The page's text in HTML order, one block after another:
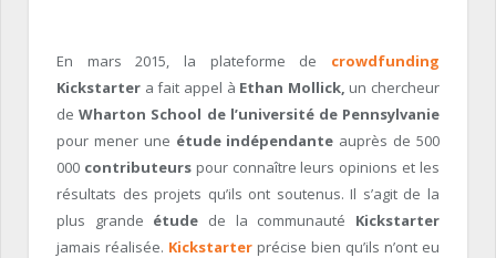
En mars 2015, la plateforme de crowdfunding
Kickstarter a fait appel à Ethan Mollick, un chercheur
deWharton School de l’université de Pennsylvanie
pour mener une étude indépendante auprès de 500
000 contributeurspour connaître leurs opinions et les
résultats des projets qu’ils ont soutenus. Il s’agit de la
plus grande étude de la communauté Kickstarter
jamais réalisée. Kickstarter précise bien qu’ils n’ont eu